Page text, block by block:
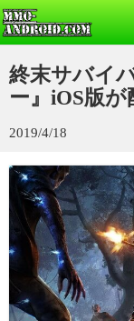
終末サバイ
ー』iOS版が
2019/4/18